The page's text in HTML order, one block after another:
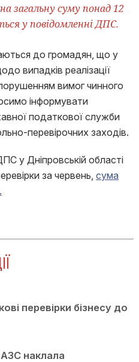
загальну суму понад 12
у повідомленні ДПС.
до громадян, що у
випадків реалізації
вимог чинного
інформувати
податкової служби
перевірочних заходів.
у Дніпровській області
за червень, сума
перевірки бізнесу до
наклала